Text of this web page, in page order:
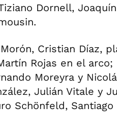
Dornell,
Cristian Díaz,
Rojas en el arco;
Moreyra y
Julián Vitale y
Schönfeld, Santiago